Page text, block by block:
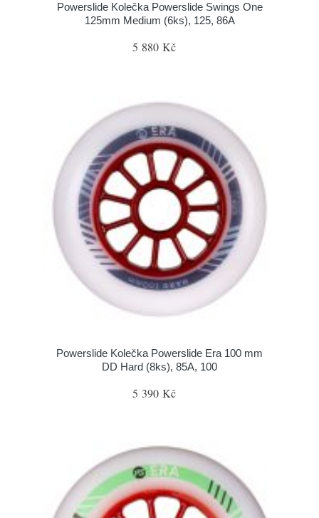
Powerslide Kolečka Powerslide Swings One
125mm Medium (6ks), 125, 86A
5 880 Kč
Powerslide Kolečka Powerslide Era 100 mm
DD Hard (8ks), 85A, 100
5 390 Kč